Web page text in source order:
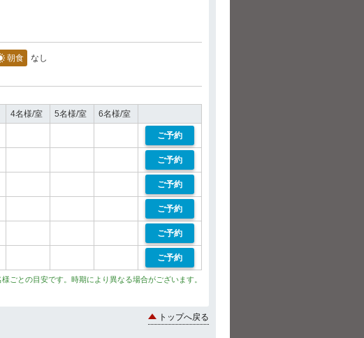
朝食 なし
4名様/室 5名様/室 6名様/室
ご予約
ご予約
ご予約
ご予約
ご予約
ご予約
ごとの目安です。時期により異なる場合がございます。
トップへ戻る